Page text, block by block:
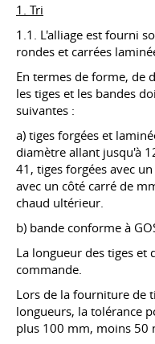
1. Tri
1.1. L'alliage est fourni
rondes et carrées
En termes de forme, de
les tiges et les bandes
suivantes :
a) tiges forgées et
diamètre allant jusqu'à
41, tiges forgées avec
avec un côté carré de
chaud ultérieur.
b) bande conforme à
La longueur des tiges et
commande.
Lors de la fourniture de
longueurs, la tolérance
plus 100 mm, moins 50